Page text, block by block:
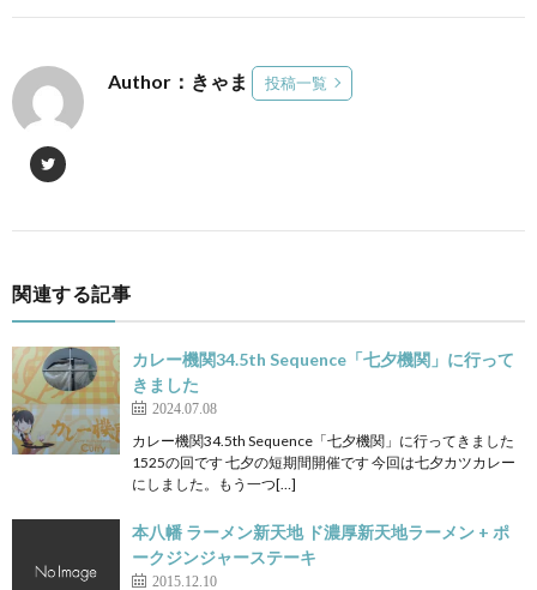
Author：きゃま 投稿一覧
関連する記事
カレー機関34.5th Sequence「七夕機関」に行って
きました
2024.07.08
カレー機関34.5th Sequence「七夕機関」に行ってきました
1525の回です 七夕の短期間開催です 今回は七夕カツカレー
にしました。もう一つ[…]
本八幡 ラーメン新天地 ド濃厚新天地ラーメン + ポ
ークジンジャーステーキ
2015.12.10